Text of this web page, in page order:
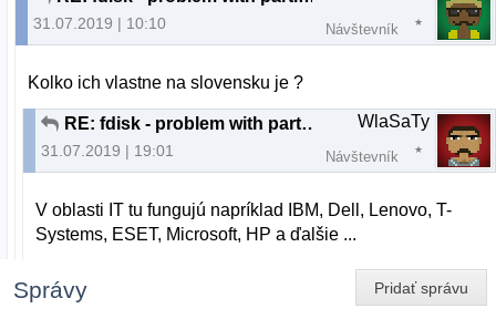
31.07.2019 | 10:10 Návštevník
Kolko ich vlastne na slovensku je ?
RE: fdisk - problem with partition
31.07.2019 | 19:01
WlaSaTy
Návštevník
V oblasti IT tu fungujú napríklad IBM, Dell, Lenovo, T-
Systems, ESET, Microsoft, HP a ďalšie ...
Pridať správu
Správy